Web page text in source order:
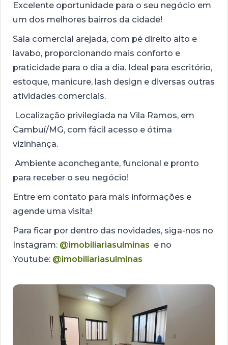
Excelente oportunidade para o seu negócio em
um dos melhores bairros da cidade!
Sala comercial arejada, com pé direito alto e
lavabo, proporcionando mais conforto e
praticidade para o dia a dia. Ideal para escritório,
estoque, manicure, lash design e diversas outras
atividades comerciais.
Localização privilegiada na Vila Ramos, em
Cambuí/MG, com fácil acesso e ótima
vizinhança.
Ambiente aconchegante, funcional e pronto
para receber o seu negócio!
Entre em contato para mais informações e
agende uma visita!
Para ficar por dentro das novidades, siga-nos no
Instagram: @imobiliariasulminas e no
Youtube: @imobiliariasulminas